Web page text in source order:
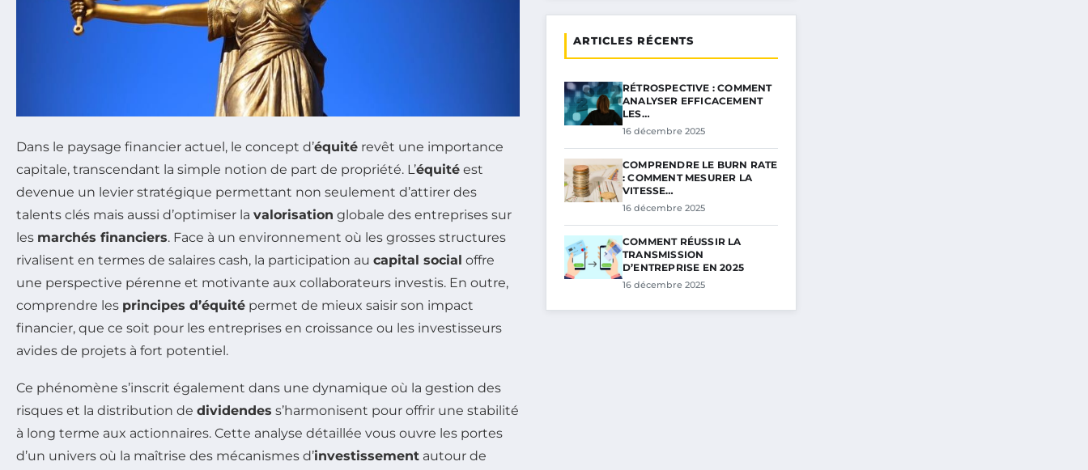
Dans le paysage financier actuel, le concept d’équité revêt une importance
capitale, transcendant la simple notion de part de propriété. L’équité est
devenue un levier stratégique permettant non seulement d’attirer des
talents clés mais aussi d’optimiser la valorisation globale des entreprises sur
les marchés financiers. Face à un environnement où les grosses structures
rivalisent en termes de salaires cash, la participation au capital social offre
une perspective pérenne et motivante aux collaborateurs investis. En outre,
comprendre les principes d’équité permet de mieux saisir son impact
financier, que ce soit pour les entreprises en croissance ou les investisseurs
avides de projets à fort potentiel.
Ce phénomène s’inscrit également dans une dynamique où la gestion des
risques et la distribution de dividendes s’harmonisent pour offrir une stabilité
à long terme aux actionnaires. Cette analyse détaillée vous ouvre les portes
d’un univers où la maîtrise des mécanismes d’investissement autour de
ARTICLES RÉCENTS
RÉTROSPECTIVE : COMMENT
ANALYSER EFFICACEMENT
LES…
16 décembre 2025
COMPRENDRE LE BURN RATE
: COMMENT MESURER LA
VITESSE…
16 décembre 2025
COMMENT RÉUSSIR LA
TRANSMISSION
D’ENTREPRISE EN 2025
16 décembre 2025